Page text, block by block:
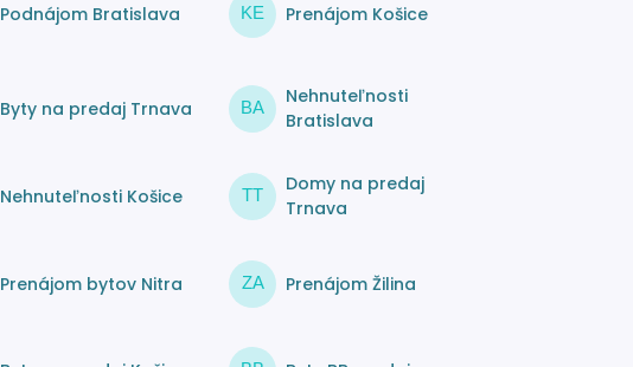
Podnájom Bratislava KE Prenájom Košice
Byty na predaj Trnava BA
Nehnuteľnosti
Bratislava
Nehnuteľnosti Košice TT
Domy na predaj
Trnava
Prenájom bytov Nitra ZA Prenájom Žilina